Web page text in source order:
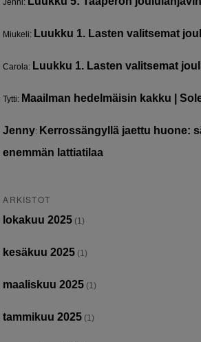
Miukeli: Luukku 1. Lasten valitsemat
Carola: Luukku 1. Lasten valitsemat
Tytti: Maailman hedelmäisin kakku |
Jenny: Kerrossängyllä jaettu huone:
enemmän lattiatilaa
ARKISTOT
lokakuu 2025 (1)
kesäkuu 2025 (1)
maaliskuu 2025 (1)
tammikuu 2025 (1)